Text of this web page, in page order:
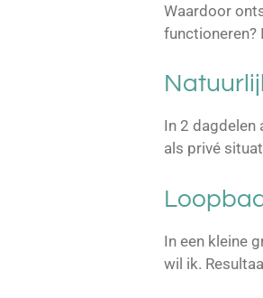
Waardoor
functioneren?
In 2 dagdelen
als privé
In een kleine
wil ik.